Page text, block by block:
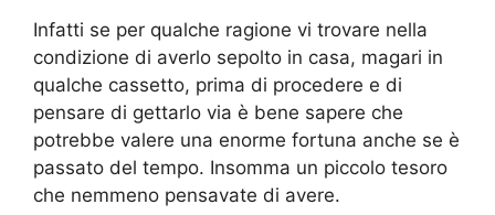
Infatti se per qualche ragione vi trovare nella
condizione di averlo sepolto in casa, magari in
qualche cassetto, prima di procedere e di
pensare di gettarlo via è bene sapere che
potrebbe valere una enorme fortuna anche se è
passato del tempo. Insomma un piccolo tesoro
che nemmeno pensavate di avere.